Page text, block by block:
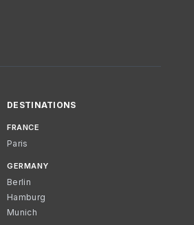
DESTINATIONS
FRANCE
Paris
GERMANY
Berlin
Hamburg
Munich